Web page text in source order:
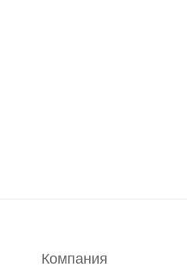
Компания